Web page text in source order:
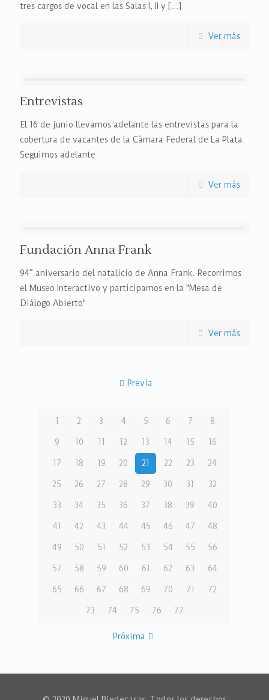
tres cargos de vocal en las Salas I, II y […]
Ver más
Entrevistas
El 16 de junio llevamos adelante las entrevistas para la
cobertura de vacantes de la Cámara Federal de La Plata.
Seguimos adelante
Ver más
Fundación Anna Frank
94° aniversario del natalicio de Anna Frank. Recorrimos
el Museo Interactivo y participamos en la "Mesa de
Diálogo Abierto"
Ver más
Previa
1 2 3 4 5 6 7 8
9 10 11 12 13 14 15 16
17 18 19 20 21 22 23 24
25 26 27 28 29 30 31 32
33 34 35 36 37 38 39 40
41 42 43 44 45 46 47 48
49 50 51 52 53 54 55 56
57 58 59 60 61 62 63 64
65 66 67 68 69 70 71 72
73 74 75 76 77
Próxima